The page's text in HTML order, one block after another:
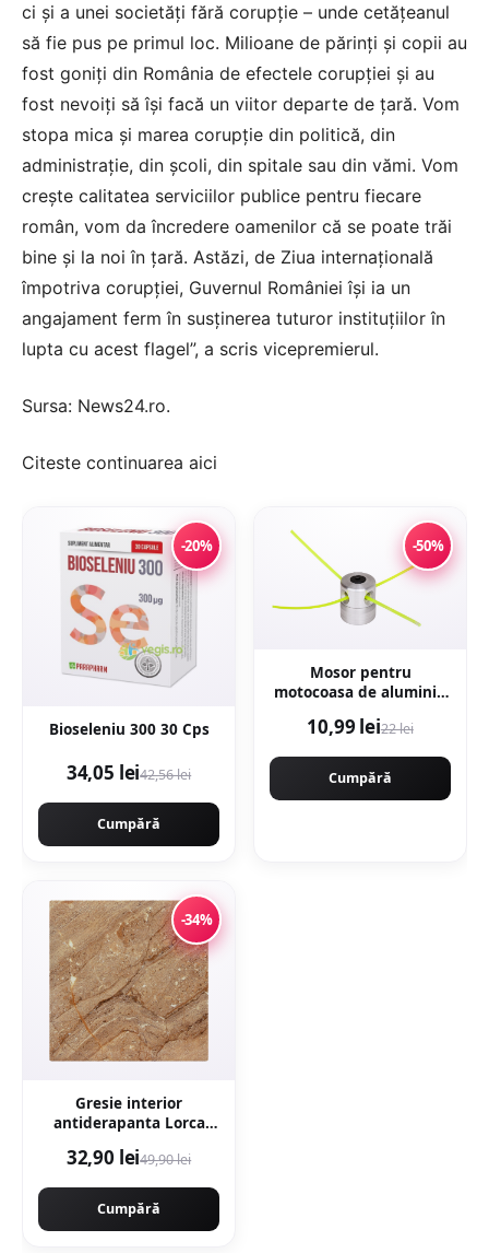
ci şi a unei societăţi fără corupţie – unde cetăţeanul
să fie pus pe primul loc. Milioane de părinţi şi copii au
fost goniţi din România de efectele corupţiei şi au
fost nevoiţi să îşi facă un viitor departe de ţară. Vom
stopa mica şi marea corupţie din politică, din
administraţie, din şcoli, din spitale sau din vămi. Vom
creşte calitatea serviciilor publice pentru fiecare
român, vom da încredere oamenilor că se poate trăi
bine şi la noi în ţară. Astăzi, de Ziua internaţională
împotriva corupţiei, Guvernul României îşi ia un
angajament ferm în susţinerea tuturor instituţiilor în
lupta cu acest flagel”, a scris vicepremierul.
Sursa: News24.ro.
Citeste continuarea aici
-20%
Bioseleniu 300 30 Cps
34,05 lei42,56 lei
Cumpără
-50%
Mosor pentru
motocoasa de aluminiu
rapid. CMP1594
10,99 lei22 lei
Cumpără
-34%
Gresie interior
antiderapanta Lorca
mata tip marmura
32,90 lei49,90 lei
Cumpără